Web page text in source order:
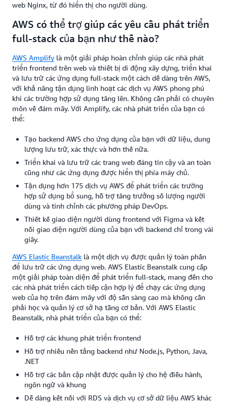
web Nginx, từ đó hiển thị cho người dùng.
AWS có thể trợ giúp các yêu cầu phát triển
full-stack của bạn như thế nào?
AWS Amplify là một giải pháp hoàn chỉnh giúp các nhà phát
triển frontend trên web và thiết bị di động xây dựng, triển khai
và lưu trữ các ứng dụng full-stack một cách dễ dàng trên AWS,
với khả năng tận dụng linh hoạt các dịch vụ AWS phong phú
khi các trường hợp sử dụng tăng lên. Không cần phải có chuyên
môn về đám mây. Với Amplify, các nhà phát triển của bạn có
thể:
Tạo backend AWS cho ứng dụng của bạn với dữ liệu, dung
lượng lưu trữ, xác thực và hơn thế nữa.
Triển khai và lưu trữ các trang web đáng tin cậy và an toàn
cũng như các ứng dụng được hiển thị phía máy chủ.
Tận dụng hơn 175 dịch vụ AWS để phát triển các trường
hợp sử dụng bổ sung, hỗ trợ tăng trưởng số lượng người
dùng và tinh chỉnh các phương pháp DevOps.
Thiết kế giao diện người dùng frontend với Figma và kết
nối giao diện người dùng của bạn với backend chỉ trong vài
giây.
AWS Elastic Beanstalk là một dịch vụ được quản lý toàn phần
để lưu trữ các ứng dụng web. AWS Elastic Beanstalk cung cấp
một giải pháp toàn diện để phát triển full-stack, mang đến cho
các nhà phát triển cách tiếp cận hợp lý để chạy các ứng dụng
web của họ trên đám mây với độ sẵn sàng cao mà không cần
phải học và quản lý cơ sở hạ tầng cơ bản. Với AWS Elastic
Beanstalk, nhà phát triển của bạn có thể:
Hỗ trợ các khung phát triển frontend
Hỗ trợ nhiều nền tảng backend như Node.js, Python, Java,
.NET
Hỗ trợ các bản cập nhật được quản lý cho hệ điều hành,
ngôn ngữ và khung
Dễ dàng kết nối với RDS và dịch vụ cơ sở dữ liệu AWS khác